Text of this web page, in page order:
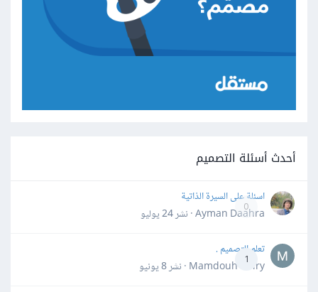
أحدث أسئلة التصميم
0
اسئلة على السيرة الذاتية
Ayman Daahra · نشر
24 يوليو
1
تعلم التصميم .
Mamdouh Khiry · نشر
8 يونيو